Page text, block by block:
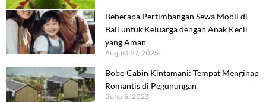
Beberapa Pertimbangan Sewa Mobil di
Bali untuk Keluarga dengan Anak Kecil
yang Aman
August 27, 2025
Bobo Cabin Kintamani: Tempat Menginap
Romantis di Pegunungan
June 5, 2023